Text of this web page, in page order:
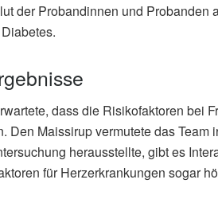
der Probandinnen und Probanden
dass die Risikofaktoren bei
Den Maissirup vermutete das
herausstellte, gibt es
für Herzerkrankungen sogar